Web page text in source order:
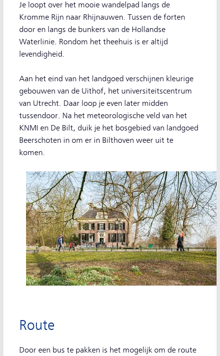
Je loopt over het mooie wandelpad langs de
Kromme Rijn naar Rhijnauwen. Tussen de forten
door en langs de bunkers van de Hollandse
Waterlinie. Rondom het theehuis is er altijd
levendigheid.
Aan het eind van het landgoed verschijnen kleurige
gebouwen van de Uithof, het universiteitscentrum
van Utrecht. Daar loop je even later midden
tussendoor. Na het meteorologische veld van het
KNMI en De Bilt, duik je het bosgebied van landgoed
Beerschoten in om er in Bilthoven weer uit te
komen.
Route
Door een bus te pakken is het mogelijk om de route